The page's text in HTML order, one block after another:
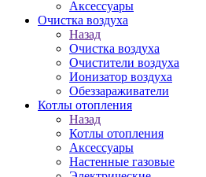
Аксессуары
Очистка воздуха
Назад
Очистка воздуха
Очистители воздуха
Ионизатор воздуха
Обеззараживатели
Котлы отопления
Назад
Котлы отопления
Аксессуары
Настенные газовые